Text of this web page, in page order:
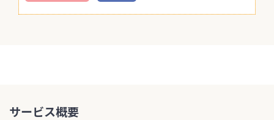
サービス概要